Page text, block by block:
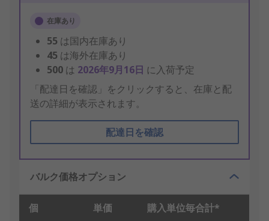
在庫あり
55 は国内在庫あり
45 は海外在庫あり
500 は 2026年9月16日 に入荷予定
「配達日を確認」をクリックすると、在庫と配
送の詳細が表示されます。
配達日を確認
バルク価格オプション
個 単価 購入単位毎合計*